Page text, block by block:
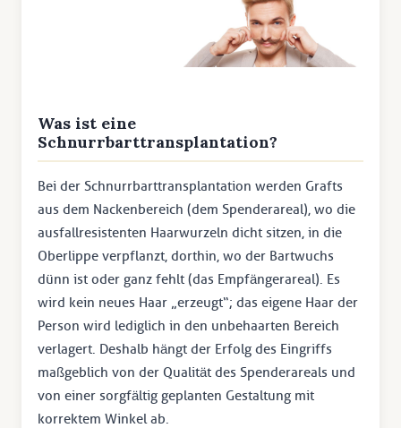
Was ist eine
Schnurrbarttransplantation?
Bei der Schnurrbarttransplantation werden Grafts
aus dem Nackenbereich (dem Spenderareal), wo die
ausfallresistenten Haarwurzeln dicht sitzen, in die
Oberlippe verpflanzt, dorthin, wo der Bartwuchs
dünn ist oder ganz fehlt (das Empfängerareal). Es
wird kein neues Haar „erzeugt“; das eigene Haar der
Person wird lediglich in den unbehaarten Bereich
verlagert. Deshalb hängt der Erfolg des Eingriffs
maßgeblich von der Qualität des Spenderareals und
von einer sorgfältig geplanten Gestaltung mit
korrektem Winkel ab.